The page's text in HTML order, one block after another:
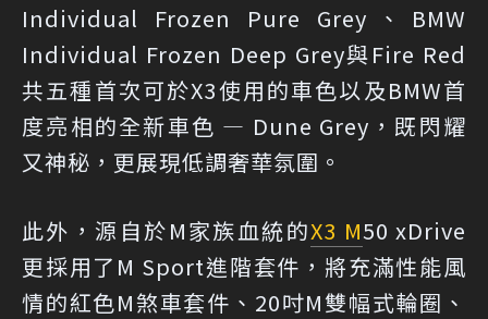
Individual Frozen Pure Grey、BMW
Individual Frozen Deep Grey與Fire Red
共五種首次可於X3使用的車色以及BMW首
度亮相的全新車色 — Dune Grey，既閃耀
又神秘，更展現低調奢華氛圍。
此外，源自於M家族血統的X3 M50 xDrive
更採用了M Sport進階套件，將充滿性能風
情的紅色M煞車套件、20吋M雙幅式輪圈、